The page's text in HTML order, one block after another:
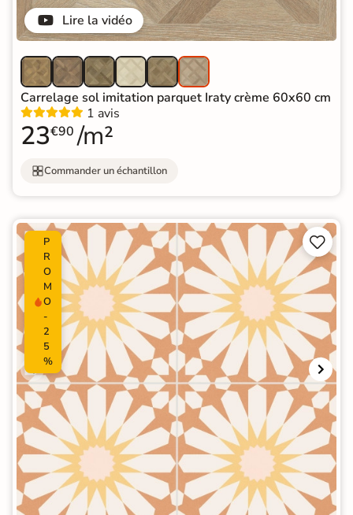
Lire la vidéo
Carrelage sol imitation parquet Iraty crème 60x60 cm
1 avis
23€90 /m²
Commander un échantillon
P
R
O
M
O
-
2
5
%

